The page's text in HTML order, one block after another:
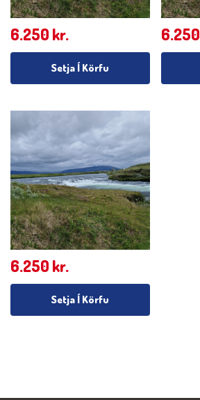
6.250 kr.
Setja Í Körfu
6.250
6.250 kr.
Setja Í Körfu